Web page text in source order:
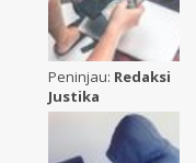
Peninjau: Redaksi
Justika